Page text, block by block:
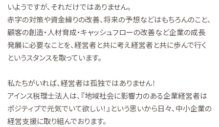
いようですが、それだけではありません。
赤字の対策や資金繰りの改善、将来の予想などはもちろんのこと、
顧客の創造・人材育成・キャッシュフローの改善など企業の成長
発展に必要なことを、経営者と共に考え経営者と共に歩んで行く
というスタンスを取っています。
私たちがいれば、経営者は孤独ではありません！
アインス税理士法人は、『地域社会に影響力のある企業経営者は
ポジティブで元気でいて欲しい！』という思いから日々、中小企業の
経営支援に取り組んでおります。